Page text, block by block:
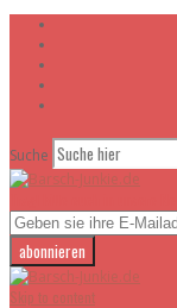
Suche
Skip to content